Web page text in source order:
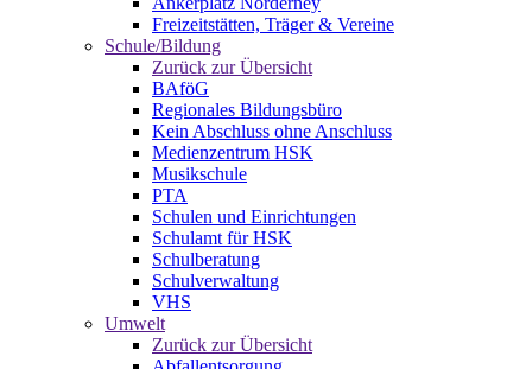
Freizeitstätten, Träger & Vereine
Schule/Bildung
Zurück zur Übersicht
BAföG
Regionales Bildungsbüro
Kein Abschluss ohne Anschluss
Medienzentrum HSK
Musikschule
PTA
Schulen und Einrichtungen
Schulamt für HSK
Schulberatung
Schulverwaltung
VHS
Umwelt
Zurück zur Übersicht